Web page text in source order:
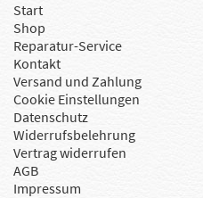
Start
Shop
Reparatur-Service
Kontakt
Versand und Zahlung
Cookie Einstellungen
Datenschutz
Widerrufsbelehrung
Vertrag widerrufen
AGB
Impressum